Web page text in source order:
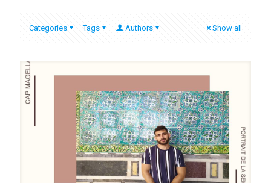
Categories Tags Authors Show all